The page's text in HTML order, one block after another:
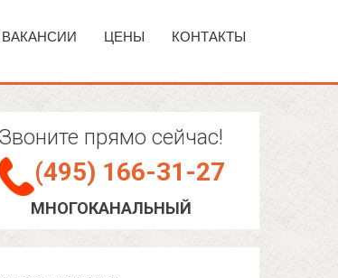
ВАКАНСИИ ЦЕНЫ КОНТАКТЫ
Звоните прямо сейчас!
(495) 166-31-27
МНОГОКАНАЛЬНЫЙ